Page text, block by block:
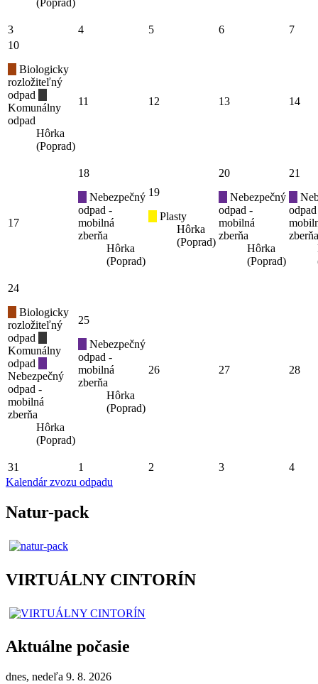
(Poprad)
3 4 5 6
7
10
Biologicky
rozložiteľný
odpad
Komunálny
odpad
Hôrka
(Poprad)
11 12 13 14
17
18
Nebezpečný
odpad -
mobilná
zberňa
Hôrka
(Poprad)
19
Plasty
Hôrka
(Poprad)
20
Nebezpečný
odpad -
mobilná
zberňa
Hôrka
(Poprad)
21
zberňa
24
Biologicky
rozložiteľný
odpad
Komunálny
odpad
Nebezpečný
odpad -
mobilná
zberňa
Hôrka
(Poprad)
25
Nebezpečný
odpad -
mobilná
zberňa
Hôrka
(Poprad)
26 27 28
31 1 2 3
4
Kalendár zvozu odpadu
Natur-pack
VIRTUÁLNY CINTORÍN
Aktuálne počasie
dnes, nedeľa 9. 8. 2026